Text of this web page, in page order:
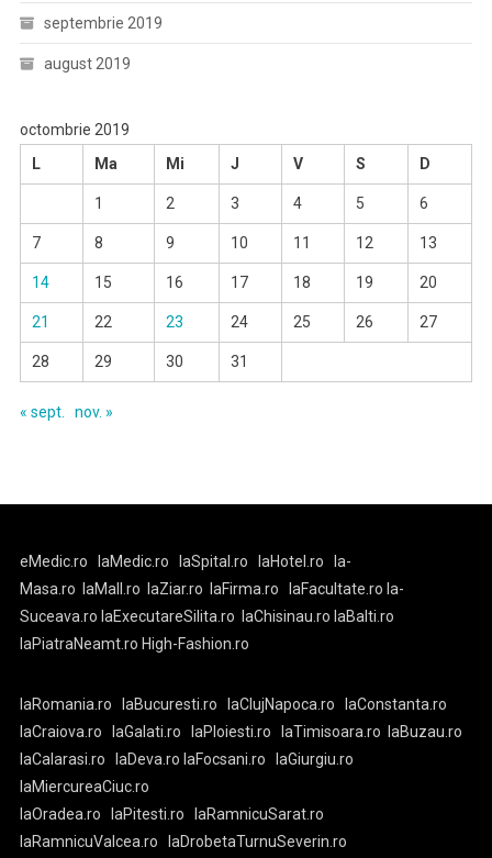
septembrie 2019
august 2019
octombrie 2019
L
Ma Mi J V S D
1 2 3 4 5 6
7 8 9 10 11 12 13
14 15 16 17 18 19 20
21 22 23 24 25 26 27
28 29 30 31
« sept. nov. »
eMedic.ro laMedic.ro laSpital.ro laHotel.ro
la-
Masa.ro
laMall.ro laZiar.ro laFirma.ro laFacultate.ro la-
Suceava.ro laExecutareSilita.ro laChisinau.ro laBalti.ro
laPiatraNeamt.ro High-Fashion.ro
laRomania.ro laBucuresti.ro laClujNapoca.ro
laConstanta.ro
laCraiova.ro
laGalati.ro laPloiesti.ro laTimisoara.ro
laBuzau.ro
laCalarasi.ro
laDeva.ro laFocsani.ro
laGiurgiu.ro
laMiercureaCiuc.ro
laOradea.ro
laPitesti.ro
laRamnicuSarat.ro
laRamnicuValcea.ro
laDrobetaTurnuSeverin.ro